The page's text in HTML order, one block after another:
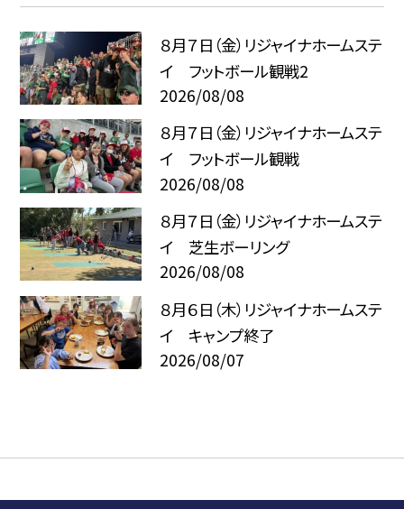
８月７日（金）リジャイナホームステ
イ フットボール観戦2
2026/08/08
８月７日（金）リジャイナホームステ
イ フットボール観戦
2026/08/08
８月７日（金）リジャイナホームステ
イ 芝生ボーリング
2026/08/08
８月６日（木）リジャイナホームステ
イ キャンプ終了
2026/08/07